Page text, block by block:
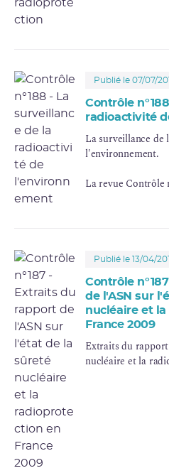
Publié le 07/07/
Contrôle
radioactivité
La surveillance de
l'environnement.
La revue Contrôle
Publié le 13/04/
Contrôle
de l'ASN sur
nucléaire et
France 2009
Extraits du
nucléaire et la